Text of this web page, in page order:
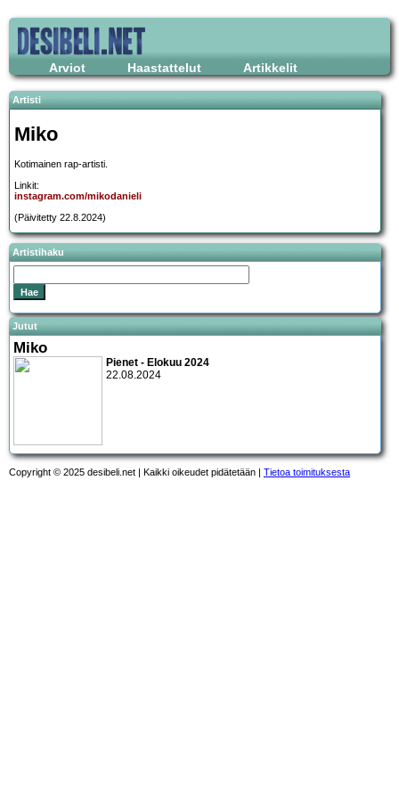
Arviot Haastattelut Artikkelit
Artisti
Miko
Kotimainen rap-artisti.
Linkit:
instagram.com/mikodanieli
(Päivitetty 22.8.2024)
Artistihaku
Jutut
Miko
Pienet - Elokuu 2024
22.08.2024
Copyright © 2025 desibeli.net | Kaikki oikeudet pidätetään | Tietoa toimituksesta